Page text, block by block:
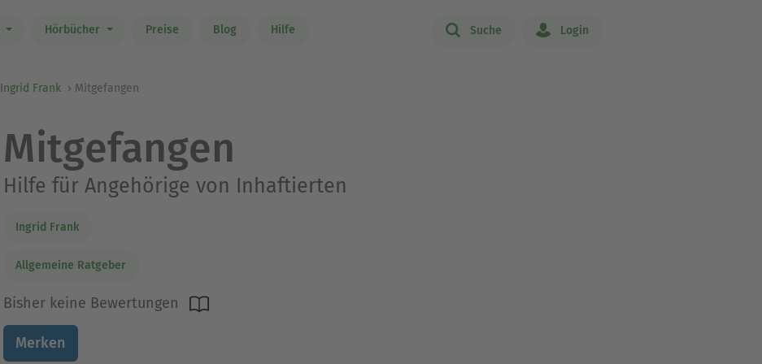
Hörbücher Preise Blog Hilfe Suche Login
Ingrid Frank Mitgefangen
Mitgefangen
Hilfe für Angehörige von Inhaftierten
Ingrid Frank
Allgemeine Ratgeber
Bisher keine Bewertungen
Merken